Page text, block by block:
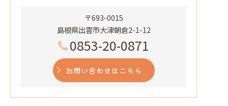
〒693-0015
島根県出雲市大津朝倉2-1-12
0853-20-0871
お問い合わせはこちら